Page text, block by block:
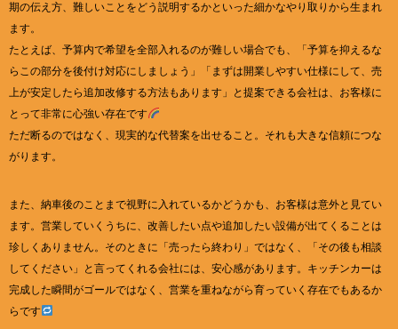
期の伝え方、難しいことをどう説明するかといった細かなやり取りから生まれ
ます。
たとえば、予算内で希望を全部入れるのが難しい場合でも、「予算を抑えるな
らこの部分を後付け対応にしましょう」「まずは開業しやすい仕様にして、売
上が安定したら追加改修する方法もあります」と提案できる会社は、お客様に
とって非常に心強い存在です
ただ断るのではなく、現実的な代替案を出せること。それも大きな信頼につな
がります。
また、納車後のことまで視野に入れているかどうかも、お客様は意外と見てい
ます。営業していくうちに、改善したい点や追加したい設備が出てくることは
珍しくありません。そのときに「売ったら終わり」ではなく、「その後も相談
してください」と言ってくれる会社には、安心感があります。キッチンカーは
完成した瞬間がゴールではなく、営業を重ねながら育っていく存在でもあるか
らです